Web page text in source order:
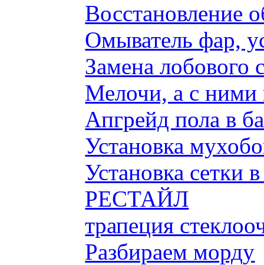
Восстановление
Омыватель фар,
Замена лобового
Мелочи, а с ними
Апгрейд пола в
Установка
Установка сетки
РЕСТАЙЛ
трапеция
Разбираем морду